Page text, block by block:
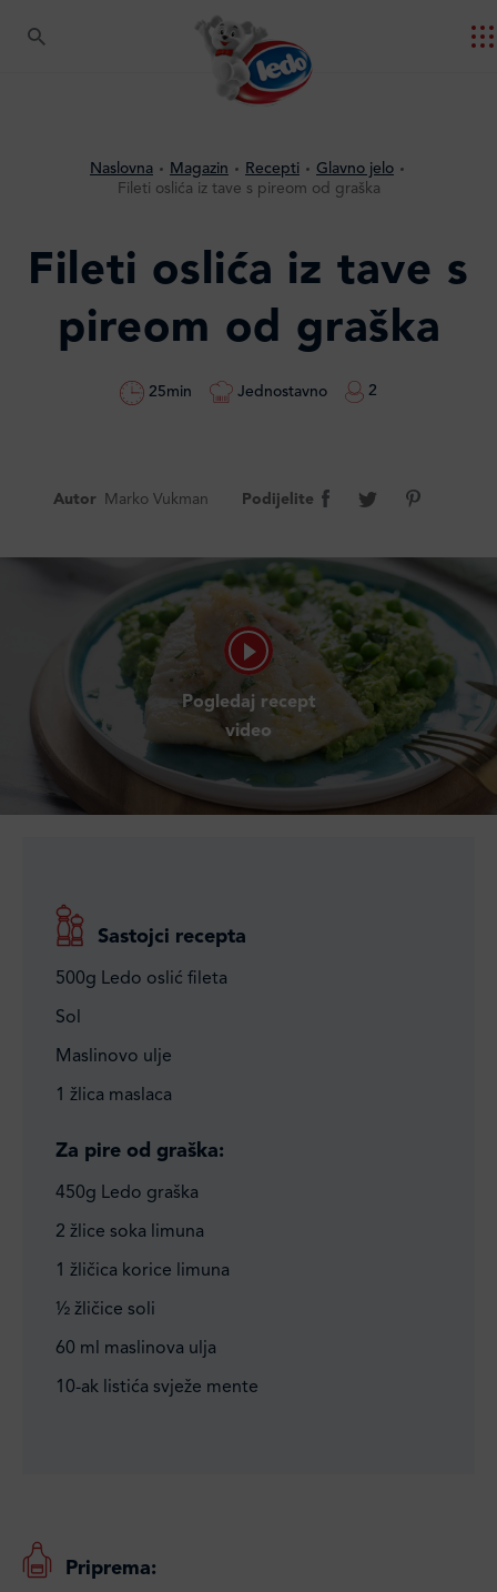
Naslovna Magazin Recepti
Glavno jelo
Fileti oslića iz tave s pireom od graška
Fileti oslića iz tave s
pireom od graška
25min Jednostavno 2
Autor Marko Vukman Podijelite
Pogledaj recept
video
Sastojci recepta
500g Ledo oslić fileta
Sol
Maslinovo ulje
1 žlica maslaca
Za pire od graška:
450g Ledo graška
2 žlice soka limuna
1 žličica korice limuna
½ žličice soli
60 ml maslinova ulja
10-ak listića svježe mente
Priprema: